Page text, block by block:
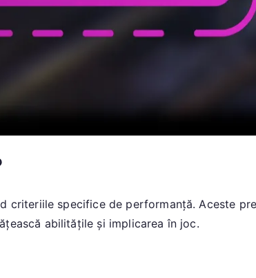
criteriile specifice de performanță. Aceste
abilitățile și implicarea în joc.